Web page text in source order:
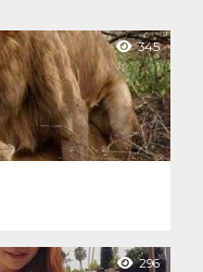
345
296